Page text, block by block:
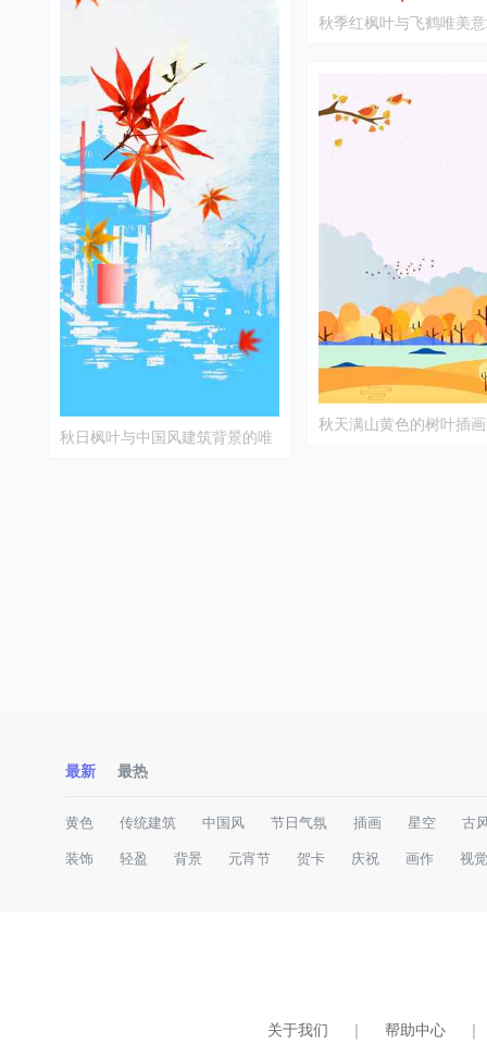
秋日枫叶与中国风建筑背景的唯
秋季红枫叶与飞鹤唯美
秋天满山黄色的树叶插
最新 最热
黄色 传统建筑 中国风 节日气氛 插画 星空 古
装饰 轻盈 背景 元宵节 贺卡 庆祝 画作 视
关于我们 ｜ 帮助中心 ｜